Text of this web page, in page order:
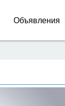
Объявления